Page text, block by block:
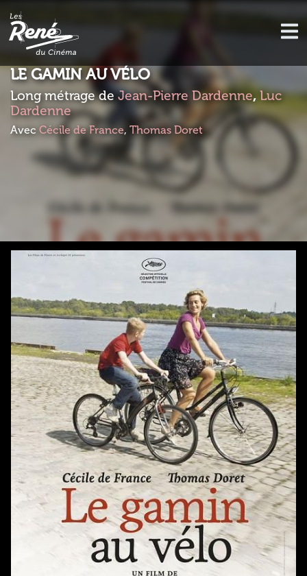
LE GAMIN AU VÉLO
Long métrage deJean-Pierre Dardenne, Luc
Dardenne
Avec Cécile de France, Thomas Doret